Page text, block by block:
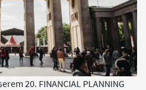
20. FINANCIAL PLANNING